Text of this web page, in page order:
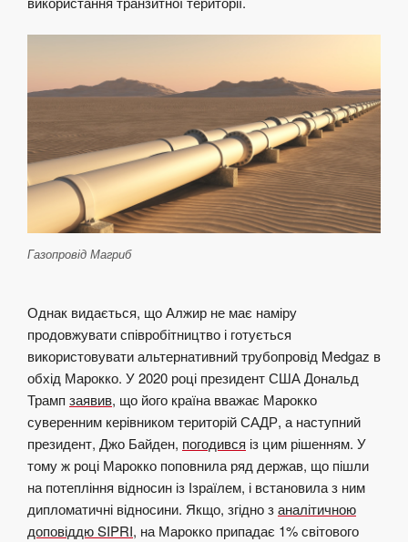
Газопровід Магриб
Однак видається, що Алжир не має наміру
продовжувати співробітництво і готується
використовувати альтернативний трубопровід Medgaz в
обхід Марокко. У 2020 році президент США Дональд
Трамп заявив, що його країна вважає Марокко
суверенним керівником територій САДР, а наступний
президент, Джо Байден, погодився із цим рішенням. У
тому ж році Марокко поповнила ряд держав, що пішли
на потепління відносин із Ізраїлем, і встановила з ним
дипломатичні відносини. Якщо, згідно заналітичною
доповіддю SIPRI, на Марокко припадає 1% світового